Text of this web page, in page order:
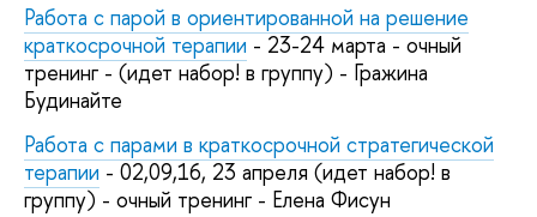
Работа с парой в ориентированной на решение
краткосрочной терапии - 23-24 марта - очный
тренинг - (идет набор! в группу) - Гражина
Будинайте
Работа с парами в краткосрочной стратегической
терапии - 02,09,16, 23 апреля (идет набор! в
группу) - очный тренинг - Елена Фисун